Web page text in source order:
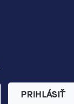
PRIHLÁSIŤ